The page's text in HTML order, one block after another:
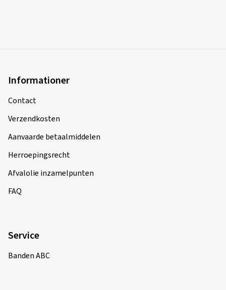
Informationer
Contact
Verzendkosten
Aanvaarde betaalmiddelen
Herroepingsrecht
Afvalolie inzamelpunten
FAQ
Service
Banden ABC